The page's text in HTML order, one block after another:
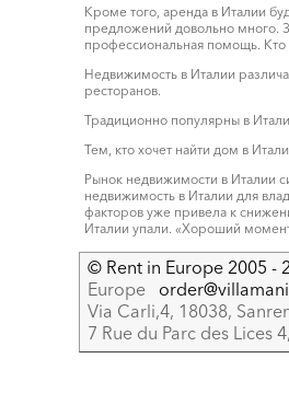
Кроме того, аренда в Италии
предложений довольно много.
профессиональная помощь. Кто
Недвижимость в Италии
ресторанов.
Традиционно популярны в
Тем, кто хочет найти дом в
Рынок недвижимости в Италии
недвижимость в Италии для
факторов уже привела к
Италии упали. «Хороший
© Rent in Europe 2005 -
Europe
Via Carli,4, 18038,
7 Rue du Parc des Lices